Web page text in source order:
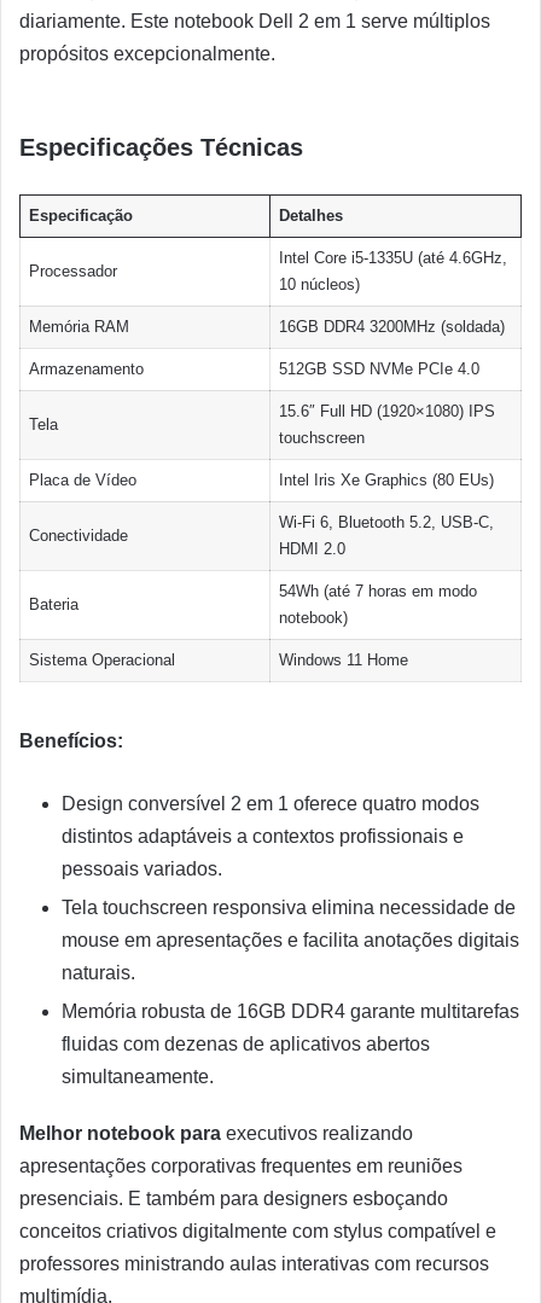
diariamente. Este notebook Dell 2 em 1 serve múltiplos
propósitos excepcionalmente.
Especificações Técnicas
Especificação Detalhes
Processador
Intel Core i5-1335U (até 4.6GHz,
10 núcleos)
Memória RAM 16GB DDR4 3200MHz (soldada)
Armazenamento 512GB SSD NVMe PCIe 4.0
Tela
15.6″ Full HD (1920×1080) IPS
touchscreen
Placa de Vídeo Intel Iris Xe Graphics (80 EUs)
Conectividade
Wi-Fi 6, Bluetooth 5.2, USB-C,
HDMI 2.0
Bateria
54Wh (até 7 horas em modo
notebook)
Sistema Operacional Windows 11 Home
Benefícios:
Design conversível 2 em 1 oferece quatro modos
distintos adaptáveis a contextos profissionais e
pessoais variados.
Tela touchscreen responsiva elimina necessidade de
mouse em apresentações e facilita anotações digitais
naturais.
Memória robusta de 16GB DDR4 garante multitarefas
fluidas com dezenas de aplicativos abertos
simultaneamente.
Melhor notebook para executivos realizando
apresentações corporativas frequentes em reuniões
presenciais. E também para designers esboçando
conceitos criativos digitalmente com stylus compatível e
professores ministrando aulas interativas com recursos
multimídia.